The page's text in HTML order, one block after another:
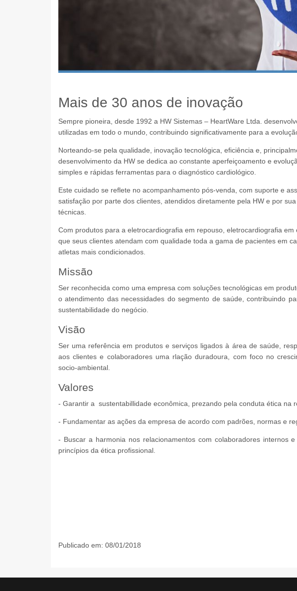
Mais de 30 anos de inovação
Sempre pioneira, desde 1992 a HW Sistemas – HeartWare Ltda.
utilizadas em todo o mundo, contribuindo significativamente para a
Norteando-se pela qualidade, inovação tecnológica, eficiência e,
desenvolvimento da HW se dedica ao constante aperfeiçoamento e
simples e rápidas ferramentas para o diagnóstico cardiológico.
Este cuidado se reflete no acompanhamento pós-venda, com suporte e
satisfação por parte dos clientes, atendidos diretamente pela HW e por
técnicas.
Com produtos para a eletrocardiografia em repouso, eletrocardiografia
que seus clientes atendam com qualidade toda a gama de pacientes em
atletas mais condicionados.
Missão
Ser reconhecida como uma empresa com soluções tecnológicas em
o atendimento das necessidades do segmento de saúde, contribuindo
sustentabilidade do negócio.
Visão
Ser uma referência em produtos e serviços ligados à área de saúde,
aos clientes e colaboradores uma rlação duradoura, com foco no
socio-ambiental.
Valores
- Garantir a sustentabillidade econômica, prezando pela conduta ética na
- Fundamentar as ações da empresa de acordo com padrões, normas e
- Buscar a harmonia nos relacionamentos com colaboradores internos
princípios da ética profissional.
Publicado em: 08/01/2018